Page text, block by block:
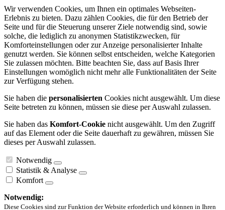
Wir verwenden Cookies, um Ihnen ein optimales Webseiten-
Erlebnis zu bieten. Dazu zählen Cookies, die für den Betrieb der
Seite und für die Steuerung unserer Ziele notwendig sind, sowie
solche, die lediglich zu anonymen Statistikzwecken, für
Komforteinstellungen oder zur Anzeige personalisierter Inhalte
genutzt werden. Sie können selbst entscheiden, welche Kategorien
Sie zulassen möchten. Bitte beachten Sie, dass auf Basis Ihrer
Einstellungen womöglich nicht mehr alle Funktionalitäten der Seite
zur Verfügung stehen.
Sie haben die personalisierten Cookies nicht ausgewählt. Um diese
Seite betreten zu können, müssen sie diese per Auswahl zulassen.
Sie haben das Komfort-Cookie nicht ausgewählt. Um den Zugriff
auf das Element oder die Seite dauerhaft zu gewähren, müssen Sie
dieses per Auswahl zulassen.
Notwendig
Statistik & Analyse
Komfort
Notwendig:
Diese Cookies sind zur Funktion der Website erforderlich und können in Ihren